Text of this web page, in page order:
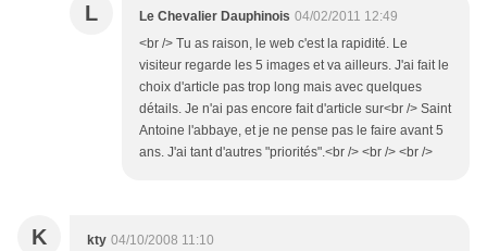
L Le Chevalier Dauphinois 04/02/2011 12:49
<br /> Tu as raison, le web c'est la rapidité. Le
visiteur regarde les 5 images et va ailleurs. J'ai fait le
choix d'article pas trop long mais avec quelques
détails. Je n'ai pas encore fait d'article sur<br /> Saint
Antoine l'abbaye, et je ne pense pas le faire avant 5
ans. J'ai tant d'autres "priorités".<br /> <br /> <br />
K kty 04/10/2008 11:10